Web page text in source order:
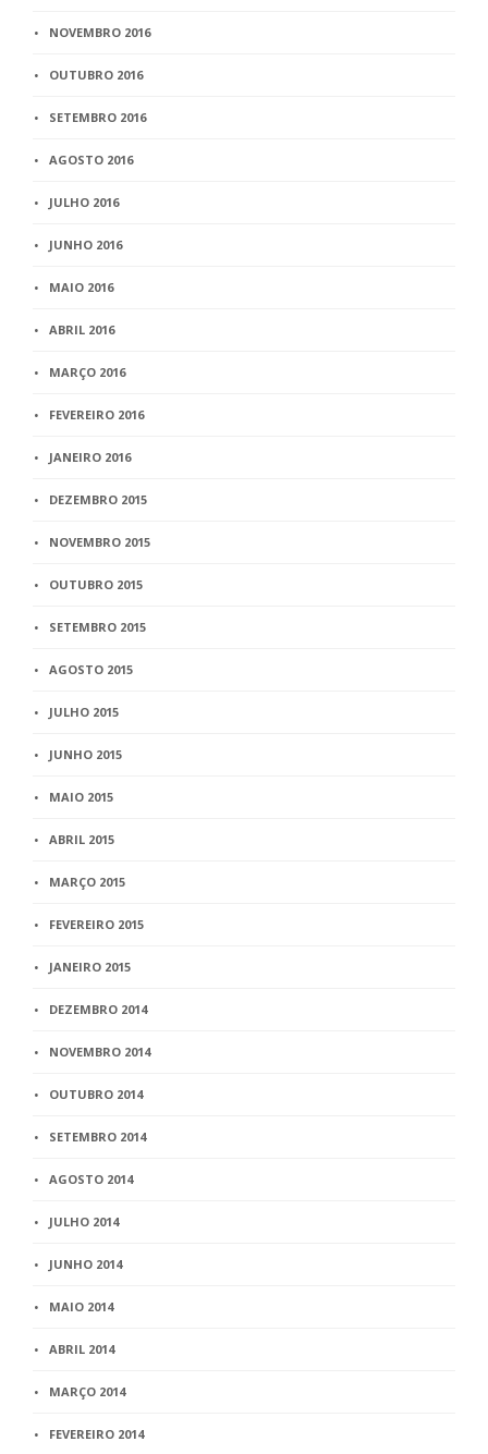
NOVEMBRO 2016
OUTUBRO 2016
SETEMBRO 2016
AGOSTO 2016
JULHO 2016
JUNHO 2016
MAIO 2016
ABRIL 2016
MARÇO 2016
FEVEREIRO 2016
JANEIRO 2016
DEZEMBRO 2015
NOVEMBRO 2015
OUTUBRO 2015
SETEMBRO 2015
AGOSTO 2015
JULHO 2015
JUNHO 2015
MAIO 2015
ABRIL 2015
MARÇO 2015
FEVEREIRO 2015
JANEIRO 2015
DEZEMBRO 2014
NOVEMBRO 2014
OUTUBRO 2014
SETEMBRO 2014
AGOSTO 2014
JULHO 2014
JUNHO 2014
MAIO 2014
ABRIL 2014
MARÇO 2014
FEVEREIRO 2014